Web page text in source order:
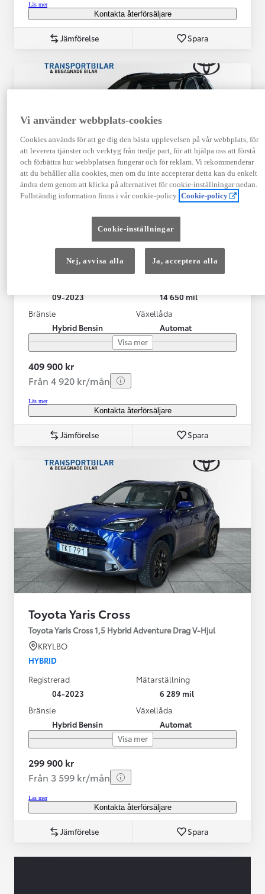
Läs mer
Kontakta återförsäljare
Jämförelse Spara
Toyota RAV4 Laddhybrid
STYLE (306hk) Drag/V-hjul/LED-ramp
KRYLBO
09-2023
14 650 mil
Bränsle
Hybrid Bensin
Växellåda
Automat
Visa mer
409 900 kr
Från 4 920 kr/mån
Läs mer
Kontakta återförsäljare
Jämförelse Spara
Toyota Yaris Cross
Toyota Yaris Cross 1,5 Hybrid Adventure Drag V-Hjul
KRYLBO
HYBRID
Registrerad
04-2023
Mätarställning
6 289 mil
Bränsle
Hybrid Bensin
Växellåda
Automat
Visa mer
299 900 kr
Från 3 599 kr/mån
Läs mer
Kontakta återförsäljare
Jämförelse Spara
Vi använder webbplats-cookies
Cookies används för att ge dig den bästa upplevelsen på vår webbplats, för
att leverera tjänster och verktyg från tredje part, för att hjälpa oss att förstå
och förbättra hur webbplatsen fungerar och för reklam. Vi rekommenderar
att du behåller alla cookies, men om du inte accepterar detta kan du enkelt
ändra dem genom att klicka på alternativet för cookie-inställningar nedan.
Fullständig information finns i vår cookie-policy. Cookie-policy
Cookie-inställningar
Nej, avvisa alla Ja, acceptera alla